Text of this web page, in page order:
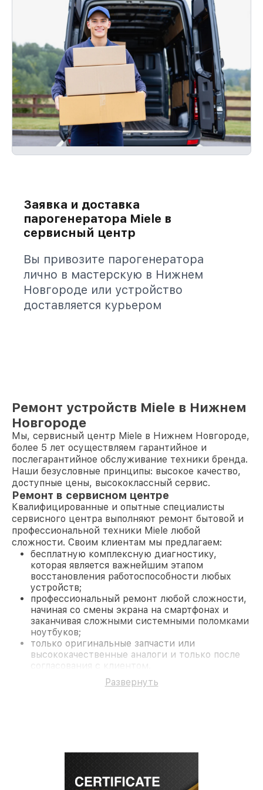
Заявка и доставка
парогенератора Miele в
сервисный центр
Вы привозите парогенератора
лично в мастерскую в Нижнем
Новгороде или устройство
доставляется курьером
Ремонт устройств Miele в Нижнем
Новгороде
Мы, сервисный центр Miele в Нижнем Новгороде,
более 5 лет осуществляем гарантийное и
послегарантийное обслуживание техники бренда.
Наши безусловные принципы: высокое качество,
доступные цены, высококлассный сервис.
Ремонт в сервисном центре
Квалифицированные и опытные специалисты
сервисного центра выполняют ремонт бытовой и
профессиональной техники Miele любой
сложности. Своим клиентам мы предлагаем:
бесплатную комплексную диагностику,
которая является важнейшим этапом
восстановления работоспособности любых
устройств;
профессиональный ремонт любой сложности,
начиная со смены экрана на смартфонах и
заканчивая сложными системными поломками
ноутбуков;
только оригинальные запчасти или
высококачественные аналоги и только после
согласования с клиентом.
На все работы и замененные комплектующие
предоставляется длительная гарантия. В случае
современное оборудование и
Развернуть